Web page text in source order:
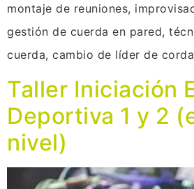
montaje de reuniones,
gestión de cuerda en pared,
cuerda, cambio de líder de
Taller Iniciación
Deportiva 1 y 2
nivel)